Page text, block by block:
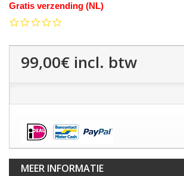
Gratis verzending (NL)
99,00€ incl. btw
MEER INFORMATIE